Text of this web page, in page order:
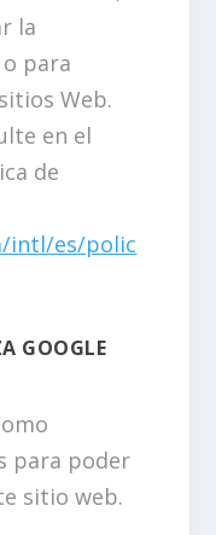
la
para
Web.
en el
de
intl/es/polic
GOOGLE
para poder
sitio web.